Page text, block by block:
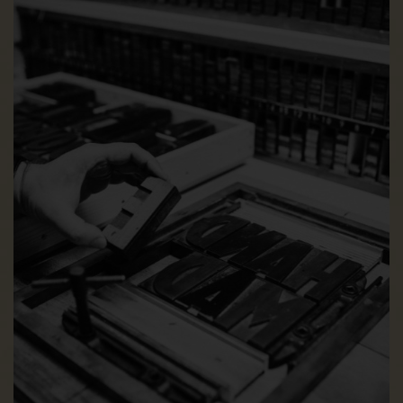
die angemessene Maßnahmen, um die Rechte und
Freiheiten sowie die berechtigten Interessen der betroffenen
Person zu wahren, wozu mindestens das Recht auf
Erwirkung des Eingreifens einer Person seitens des
Verantwortlichen, auf Darlegung des eigenen Standpunkts
und auf Anfechtung der Entscheidung gehört.
Möchte die betroffene Person Rechte mit Bezug auf
automatisierte Entscheidungen geltend machen, kann sie
sich hierzu jederzeit an einen Mitarbeiter des für die
Verarbeitung Verantwortlichen wenden.
i) Recht auf Widerruf einer datenschutzrechtlichen
Jede von der Verarbeitung personenbezogener Daten
betroffene Person hat das vom Europäischen Richtlinien- und
Verordnungsgeber gewährte Recht, eine Einwilligung zur
Verarbeitung personenbezogener Daten jederzeit zu
widerrufen.
Möchte die betroffene Person ihr Recht auf Widerruf einer
Einwilligung geltend machen, kann sie sich hierzu jederzeit
an einen Mitarbeiter des für die Verarbeitung